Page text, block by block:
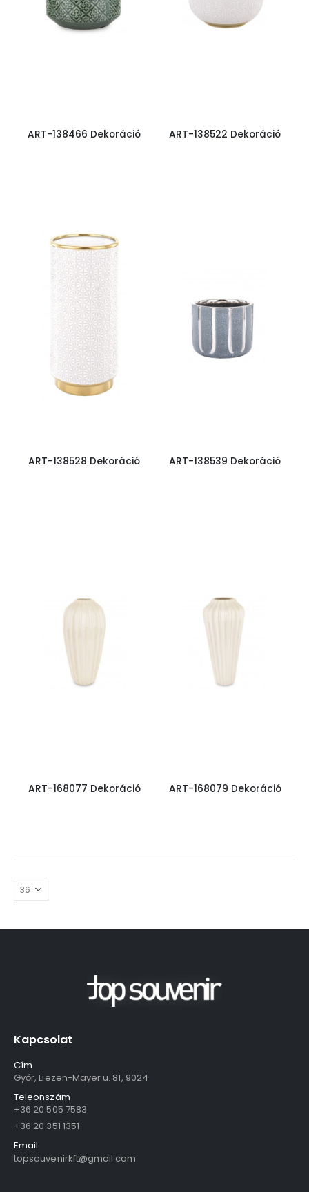
ART-138466 Dekoráció ART-138522 Dekoráció
ART-138528 Dekoráció ART-138539 Dekoráció
ART-168077 Dekoráció ART-168079 Dekoráció
Kapcsolat
Cím
Győr, Liezen-Mayer u. 81, 9024
Teleonszám
+36 20 505 7583
+36 20 351 1351
Email
topsouvenirkft@gmail.com